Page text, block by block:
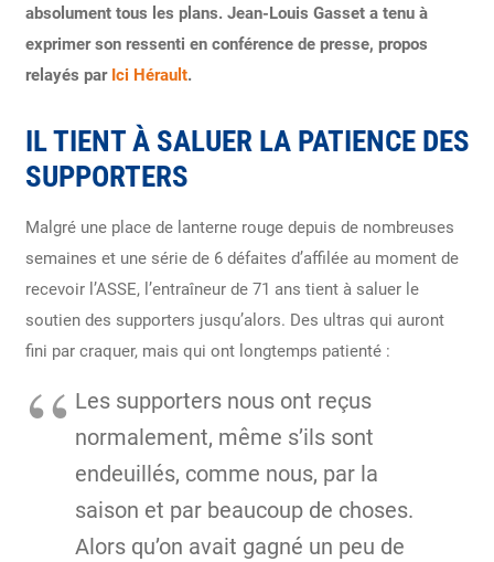
absolument tous les plans. Jean-Louis Gasset a tenu à
exprimer son ressenti en conférence de presse, propos
relayés par Ici Hérault.
IL TIENT À SALUER LA PATIENCE DES
SUPPORTERS
Malgré une place de lanterne rouge depuis de nombreuses
semaines et une série de 6 défaites d’affilée au moment de
recevoir l’ASSE, l’entraîneur de 71 ans tient à saluer le
soutien des supporters jusqu’alors. Des ultras qui auront
fini par craquer, mais qui ont longtemps patienté :
Les supporters nous ont reçus
normalement, même s’ils sont
endeuillés, comme nous, par la
saison et par beaucoup de choses.
Alors qu’on avait gagné un peu de